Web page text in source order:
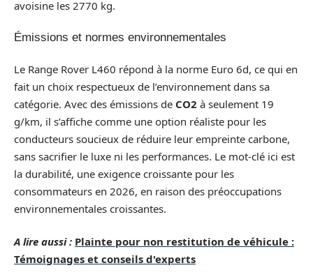
avoisine les 2770 kg.
Émissions et normes environnementales
Le Range Rover L460 répond à la norme Euro 6d, ce qui en
fait un choix respectueux de l’environnement dans sa
catégorie. Avec des émissions de CO2 à seulement 19
g/km, il s’affiche comme une option réaliste pour les
conducteurs soucieux de réduire leur empreinte carbone,
sans sacrifier le luxe ni les performances. Le mot-clé ici est
la durabilité, une exigence croissante pour les
consommateurs en 2026, en raison des préoccupations
environnementales croissantes.
A lire aussi : Plainte pour non restitution de véhicule :
Témoignages et conseils d'experts